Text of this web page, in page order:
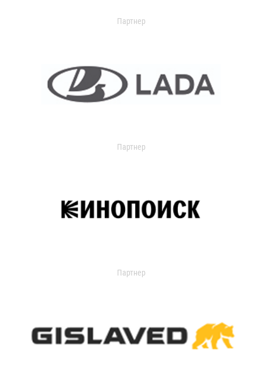
Партнер
Партнер
Партнер